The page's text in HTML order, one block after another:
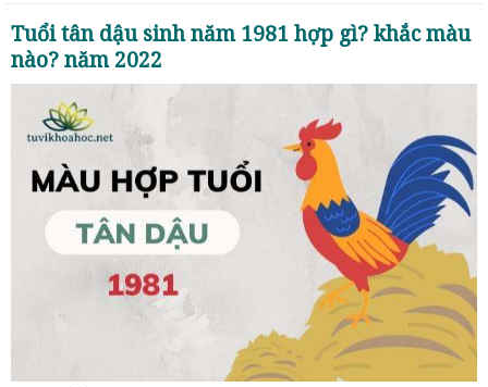
Tuổi tân dậu sinh năm 1981 hợp gì? khắc màu
nào? năm 2022